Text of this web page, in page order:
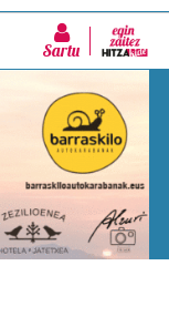
Sartu